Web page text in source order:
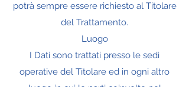
potrà sempre essere richiesto al Titolare
del Trattamento.
Luogo
I Dati sono trattati presso le sedi
operative del Titolare ed in ogni altro